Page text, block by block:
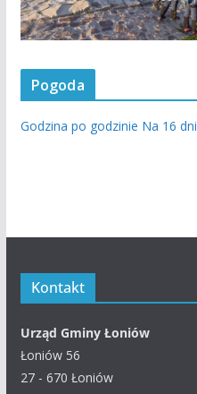
Pogoda
Godzina po godzinie Na 16 dni
Kontakt
Urząd Gminy Łoniów
Łoniów 56
27 - 670 Łoniów